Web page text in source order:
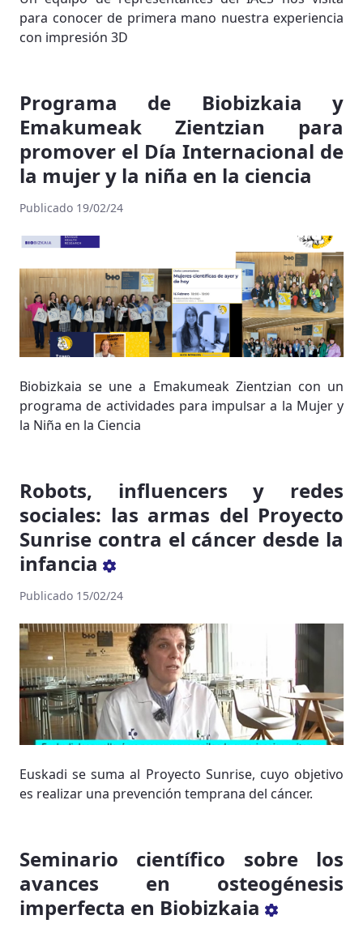
para conocer de primera mano nuestra experiencia
con impresión 3D
Programa de Biobizkaia y
Emakumeak Zientzian para
promover el Día Internacional de
la mujer y la niña en la ciencia
Publicado 19/02/24
Biobizkaia se une a Emakumeak Zientzian con un
programa de actividades para impulsar a la Mujer y
la Niña en la Ciencia
Robots, influencers y redes
sociales: las armas del Proyecto
Sunrise contra el cáncer desde la
infancia
Publicado 15/02/24
Euskadi se suma al Proyecto Sunrise, cuyo objetivo
es realizar una prevención temprana del cáncer.
Seminario científico sobre los
avances en osteogénesis
imperfecta en Biobizkaia